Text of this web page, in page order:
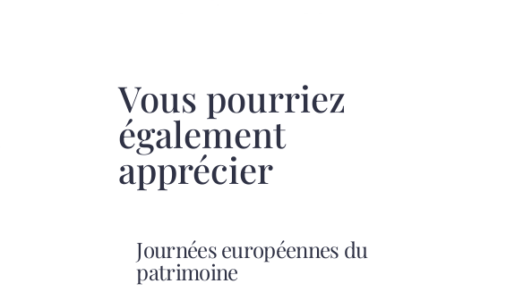
Vous pourriez
également
apprécier
Journées européennes du
patrimoine